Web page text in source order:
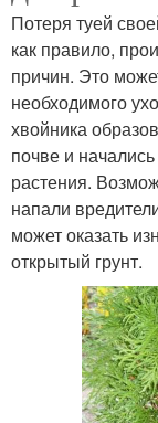
Потеря туей
как правило,
причин. Это
необходимого
хвойника
почве и
растения.
напали
может оказать
открытый грунт.